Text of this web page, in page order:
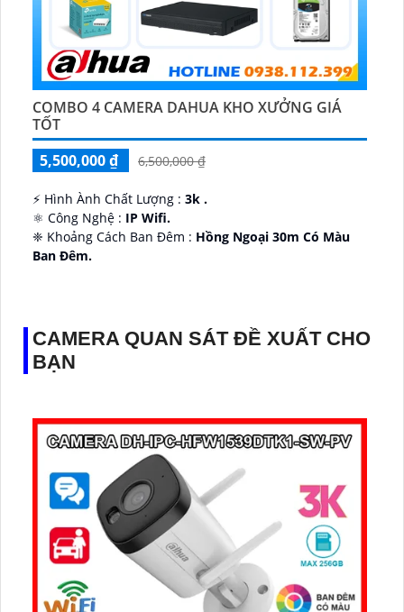
COMBO 4 CAMERA DAHUA KHO XƯỞNG GIÁ
TỐT
5,500,000 ₫
6,500,000 ₫
️⚡ Hình Ành Chất Lượng : 3k .
⚛️ Công Nghệ : IP Wifi.
❈ Khoảng Cách Ban Đêm : Hồng Ngoại 30m Có Màu
Ban Ðêm.
CAMERA QUAN SÁT ĐỀ XUẤT CHO
BẠN